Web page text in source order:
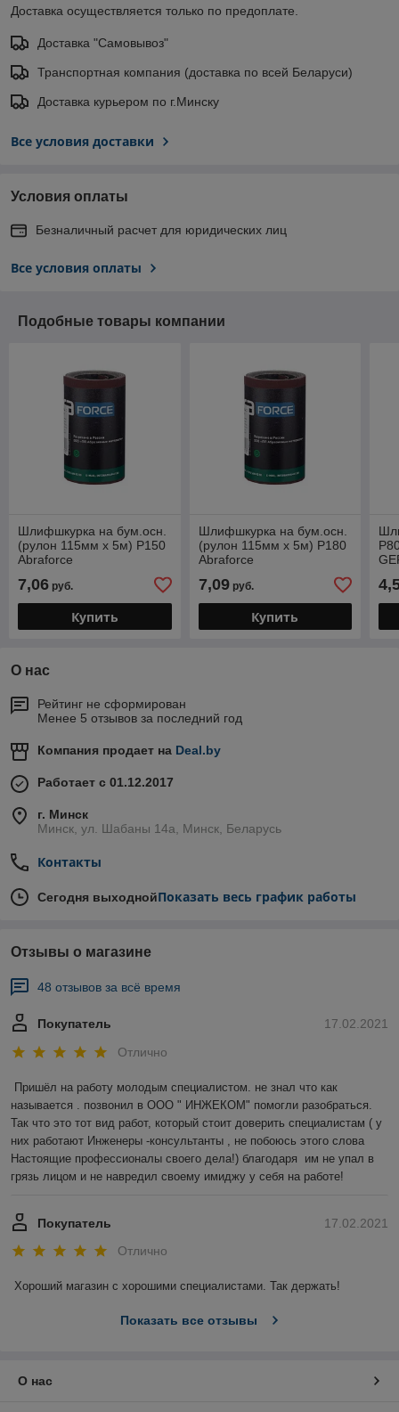
Доставка осуществляется только по предоплате.
Доставка "Самовывоз"
Транспортная компания (доставка по всей Беларуси)
Доставка курьером по г.Минску
Все условия доставки
Условия оплаты
Безналичный расчет для юридических лиц
Все условия оплаты
Подобные товары компании
Шлифшкурка на бум.осн.
(рулон 115мм х 5м) Р150
Abraforce
7,06 руб.
Купить
Шлифшкурка на бум.осн.
(рулон 115мм х 5м) Р180
Abraforce
7,09руб.
Купить
О нас
Рейтинг не сформирован
Менее 5 отзывов за последний год
Компания продает на Deal.by
Работает с 01.12.2017
г. Минск
Минск, ул. Шабаны 14а, Минск, Беларусь
Контакты
Сегодня выходнойПоказать весь график работы
Отзывы о магазине
48 отзывов за всё время
17.02.2021
Покупатель
Отлично
Пришёл на работу молодым специалистом. не знал что как
называется . позвонил в ООО " ИНЖЕКОМ" помогли разобраться.
Так что это тот вид работ, который стоит доверить специалистам ( у
них работают Инженеры -консультанты , не побоюсь этого слова
Настоящие профессионалы своего дела!) благодаря  им не упал в
грязь лицом и не навредил своему имиджу у себя на работе!
17.02.2021
Покупатель
Отлично
Хороший магазин с хорошими специалистами. Так держать!
Показать все отзывы
О нас